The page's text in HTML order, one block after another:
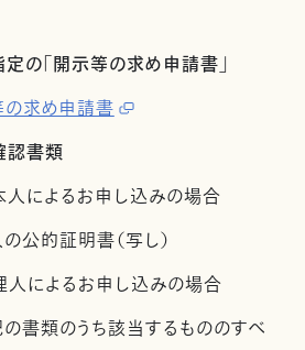
の「開示等の求め申請書」
求め申請書
書類
人によるお申し込みの場合
公的証明書（写し）
人によるお申し込みの場合
書類のうち該当するもののすべ